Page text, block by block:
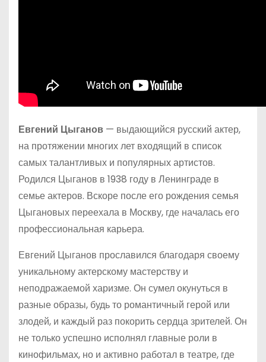
Евгений Цыганов — выдающийся русский актер,
на протяжении многих лет входящий в список
самых талантливых и популярных артистов.
Родился Цыганов в 1938 году в Ленинграде в
семье актеров. Вскоре после его рождения семья
Цыгановых переехала в Москву, где началась его
профессиональная карьера.
Евгений Цыганов прославился благодаря своему
уникальному актерскому мастерству и
неподражаемой харизме. Он сумел окунуться в
разные образы, будь то романтичный герой или
злодей, и каждый раз покорить сердца зрителей. Он
не только успешно исполнял главные роли в
кинофильмах, но и активно работал в театре, где